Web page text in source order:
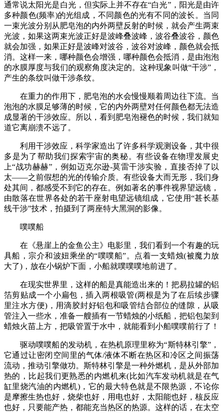
通常说太阳光是白光，但实际上并不存在“白光”，阳光是由许
多种颜色(频率)的光组成，不同颜色的光有不同的波长。当同
一束光波分别从肥皂泡的内外两壁反射的时候，就会产生两束
光波，如果这两束光波正好是波峰叠波峰，波谷叠波谷，颜色
就会加强，如果正好是波峰对波谷，波谷对波峰，颜色就会抵
消。这样一来，哪种颜色会增强，哪种颜色会抵消，是由泡泡
的水膜厚度与我们的观察角度决定的。这种现象叫做“干涉”，
产生的条纹叫做干涉条纹。
在重力的作用下，肥皂泡的水会慢慢顺着周边往下流。当
泡泡的水膜足够薄的时候，它的内外两壁对任何颜色都无法造
成显著的干涉效应。所以，看到肥皂泡褪色的时候，我们就知
道它离崩溃不远了。
利用干涉效应，科学家造出了许多科学观测设备，其中很
多是为了帮助我们探索宇宙的奥秘。有些设备在物理发展史
上“战功赫赫”，例如迈克尔逊-莫雷干涉实验，直接否掉了以
太——之前假想的光的传输介质。有些设备大而无形，我们身
处其间，都感受不到它的存在。例如著名的事件视界望远镜，
由散落在世界各处的若干座射电望远镜组成，它使用“甚长基
线干涉”技术，拍摄到了两座特大黑洞的影像。
噗噗船
在《悬崖上的金鱼公主》电影里，我们看到一个有趣的玩
具船，宗介和波妞乘坐的“噗噗船”。点着一支蜡烛(被魔力放
大了)，放在小锅炉下面，小船就噗噗噗地前进了。
在现实世界里，这样的船是真能造出来的！把易拉罐的铝
箔剪贴成一个小扁包，插入两根吸管(两根是为了在后续步骤
里注水方便)，用滴胶封好铝包和吸管结合部位的缝隙，从吸
管注入一些水，准备一艘插有一节蜡烛的小纸船，把铝包架到
蜡烛火苗上方，把吸管置于水中，就能看到小船噗噗前行了！
驱动噗噗船的发动机，在热机原理里称为“斯特林引擎”，
它通过让密闭空间里的气体/液体不断在热区和冷区之间振荡
流动，推动引擎做功。斯特林引擎是一种外燃机，是从外部加
热的，比起我们更熟悉的内燃机来(比如汽车发动机就是在气
缸里烧汽油的内燃机)，它的最大特色就是不限热源，不论你
是摩擦生热也好，烧柴也好，用电也好，太阳能也好，核反应
也好，只要能产热，都能充当热区的热源。这样的话，在太空